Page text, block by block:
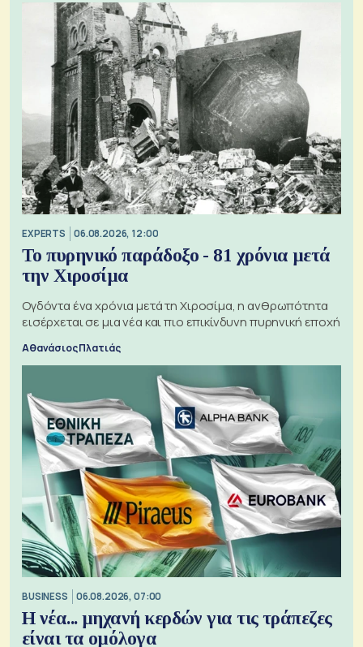
EXPERTS 06.08.2026, 12:00
Το πυρηνικό παράδοξο - 81 χρόνια μετά
την Χιροσίμα
Ογδόντα ένα χρόνια μετά τη Χιροσίμα, η ανθρωπότητα
εισέρχεται σε μια νέα και πιο επικίνδυνη πυρηνική εποχή
Αθανάσιος Πλατιάς
BUSINESS 06.08.2026, 07:00
Η νέα... μηχανή κερδών για τις τράπεζες
είναι τα ομόλογα